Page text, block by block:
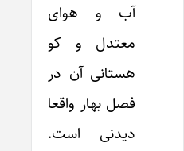
آب و هوای
معتدل و کو
هستانی آن در
فصل بهار واقعا
دیدنی است.